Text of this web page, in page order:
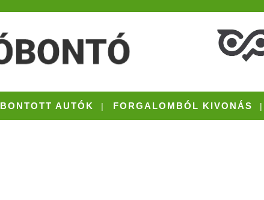
BONTOTT AUTÓK FORGALOMBÓL KIVONÁS